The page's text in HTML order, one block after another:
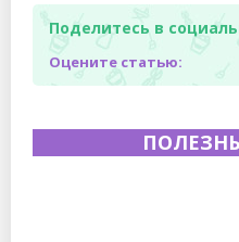
Поделитесь в
Оцените статью: